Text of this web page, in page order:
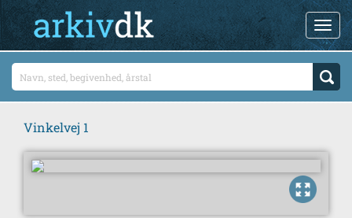
Vinkelvej 1